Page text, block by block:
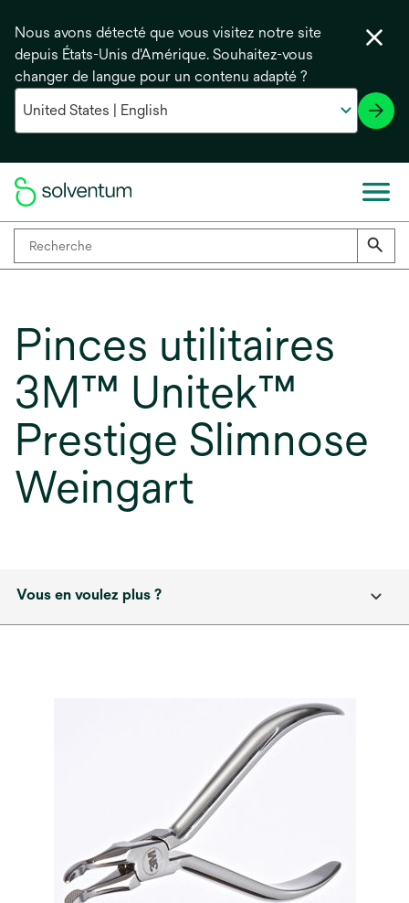
Nous avons détecté que vous visitez notre site
depuis États-Unis d'Amérique. Souhaitez-vous
changer de langue pour un contenu adapté ?
Pinces utilitaires
3M™ Unitek™
Prestige Slimnose
Weingart
Vous en voulez plus ?